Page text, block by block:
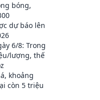
bóng,
dự báo lên
6/8: Trong
lượng, thế
khoảng
còn 5 triệu